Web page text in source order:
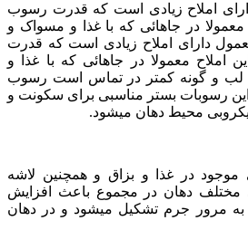
املاح زيادی است که قدرت رسوب
معمولا در جاهائی که با غذا و مسواک و
دارای املاح زيادی است که قدرت
املاح معمولا در جاهائی که با غذا و
و گونه کمتر در تماس است رسوب
این رسوبات بستر مناسبی برای سکونت و
محیط دهان میشود.
موجود در غذا و بزاق و همچنين لاشه
مختلف دهان در مجموع باعث افزايش
مرور جرم تشکيل ميشود و در دهان